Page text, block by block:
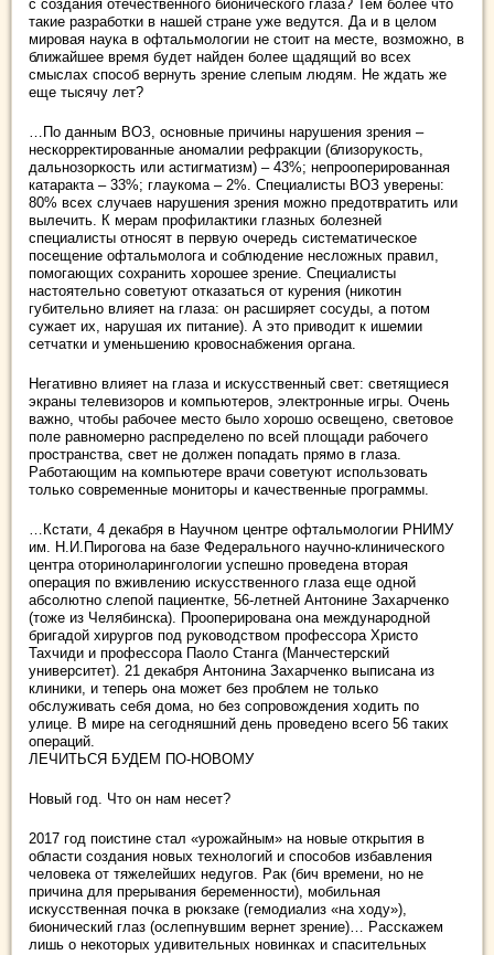
с создания отечественного бионического глаза? Тем более что
такие разработки в нашей стране уже ведутся. Да и в целом
мировая наука в офтальмологии не стоит на месте, возможно, в
ближайшее время будет найден более щадящий во всех
смыслах способ вернуть зрение слепым людям. Не ждать же
еще тысячу лет?
…По данным ВОЗ, основные причины нарушения зрения –
нескорректированные аномалии рефракции (близорукость,
дальнозоркость или астигматизм) – 43%; непрооперированная
катаракта – 33%; глаукома – 2%. Специалисты ВОЗ уверены:
80% всех случаев нарушения зрения можно предотвратить или
вылечить. К мерам профилактики глазных болезней
специалисты относят в первую очередь систематическое
посещение офтальмолога и соблюдение несложных правил,
помогающих сохранить хорошее зрение. Специалисты
настоятельно советуют отказаться от курения (никотин
губительно влияет на глаза: он расширяет сосуды, а потом
сужает их, нарушая их питание). А это приводит к ишемии
сетчатки и уменьшению кровоснабжения органа.
Негативно влияет на глаза и искусственный свет: светящиеся
экраны телевизоров и компьютеров, электронные игры. Очень
важно, чтобы рабочее место было хорошо освещено, световое
поле равномерно распределено по всей площади рабочего
пространства, свет не должен попадать прямо в глаза.
Работающим на компьютере врачи советуют использовать
только современные мониторы и качественные программы.
…Кстати, 4 декабря в Научном центре офтальмологии РНИМУ
им. Н.И.Пирогова на базе Федерального научно-клинического
центра оториноларингологии успешно проведена вторая
операция по вживлению искусственного глаза еще одной
абсолютно слепой пациентке, 56-летней Антонине Захарченко
(тоже из Челябинска). Прооперирована она международной
бригадой хирургов под руководством профессора Христо
Тахчиди и профессора Паоло Станга (Манчестерский
университет). 21 декабря Антонина Захарченко выписана из
клиники, и теперь она может без проблем не только
обслуживать себя дома, но без сопровождения ходить по
улице. В мире на сегодняшний день проведено всего 56 таких
операций.
ЛЕЧИТЬСЯ БУДЕМ ПО-НОВОМУ
Новый год. Что он нам несет?
2017 год поистине стал «урожайным» на новые открытия в
области создания новых технологий и способов избавления
человека от тяжелейших недугов. Рак (бич времени, но не
причина для прерывания беременности), мобильная
искусственная почка в рюкзаке (гемодиализ «на ходу»),
бионический глаз (ослепнувшим вернет зрение)… Расскажем
лишь о некоторых удивительных новинках и спасительных